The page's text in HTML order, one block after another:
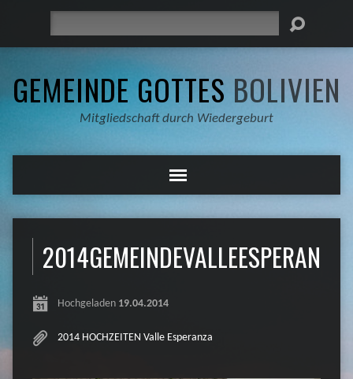
GEMEINDE GOTTES BOLIVIEN
Mitgliedschaft durch Wiedergeburt
Hochgeladen 19.04.2014
2014 HOCHZEITEN Valle Esperanza